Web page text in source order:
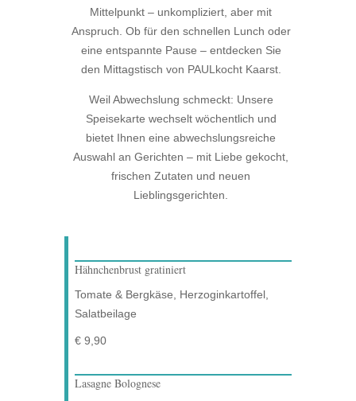
Mittelpunkt – unkompliziert, aber mit
Anspruch. Ob für den schnellen Lunch oder
eine entspannte Pause – entdecken Sie
den Mittagstisch von PAULkocht Kaarst.
Weil Abwechslung schmeckt: Unsere
Speisekarte wechselt wöchentlich und
bietet Ihnen eine abwechslungsreiche
Auswahl an Gerichten – mit Liebe gekocht,
frischen Zutaten und neuen
Lieblingsgerichten.
Hähnchenbrust gratiniert
Tomate & Bergkäse, Herzoginkartoffel,
Salatbeilage
€ 9,90
Lasagne Bolognese